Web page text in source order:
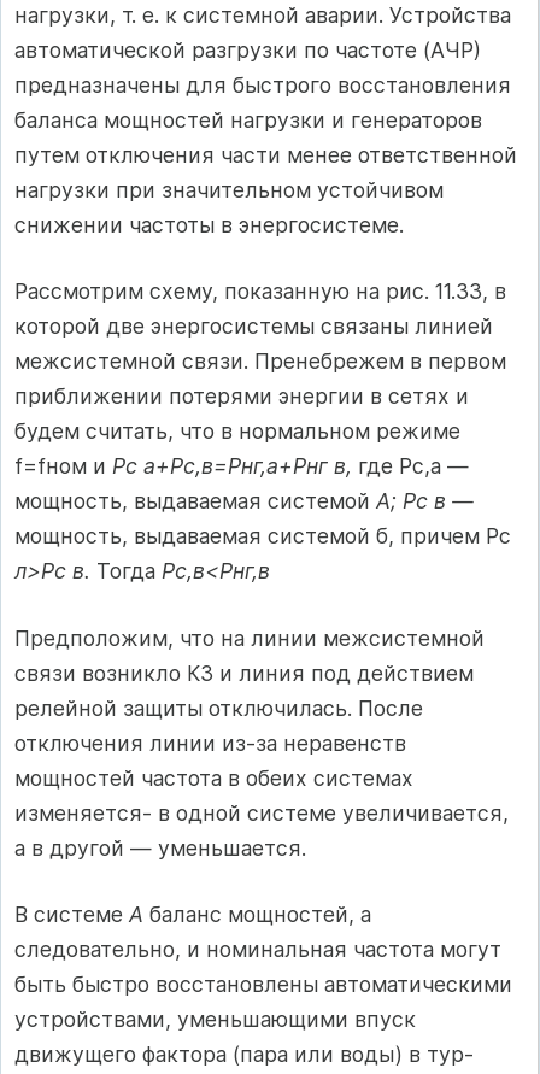
нагрузки, т. е. к системной аварии. Устройства
автоматической разгрузки по частоте (АЧР)
предназначены для быстрого восстановления
баланса мощностей нагрузки и генераторов
путем от­ключения части менее ответственной
нагрузки при значительном устой­чивом
снижении частоты в энергосистеме.
Рассмотрим схему, показанную на рис. 11.33, в
которой две энер­госистемы связаны линией
межсистемной связи. Пренебрежем в пер­вом
приближении потерями энергии в сетях и
будем считать, что в нор­мальном режиме
f=fном и Рс а+Рс,в=Рнг,а+Рнг в, где Рс,а —
мощ­ность, выдаваемая системой А; Рс в —
мощность, выдаваемая системой б, причем Рс
л>Рс в. Тогда Рс,в<Рнг,в
Предположим, что на линии межсистемной
связи возникло КЗ и ли­ния под действием
релейной защиты отключилась. После
отключения линии из-за неравенств
мощностей частота в обеих системах
изменяет­ся- в одной системе увеличивается,
а в другой — уменьшается.
В системе А баланс мощностей, а
следовательно, и номинальная частота могут
быть быстро восстановлены автоматическими
устройства­ми, уменьшающими впуск
движущего фактора (пара или воды) в тур­